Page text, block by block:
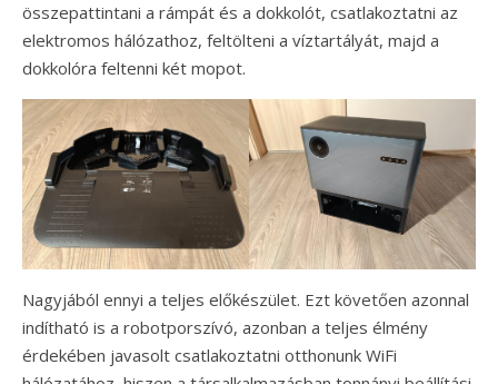
összepattintani a rámpát és a dokkolót, csatlakoztatni az
elektromos hálózathoz, feltölteni a víztartályát, majd a
dokkolóra feltenni két mopot.
Nagyjából ennyi a teljes előkészület. Ezt követően azonnal
indítható is a robotporszívó, azonban a teljes élmény
érdekében javasolt csatlakoztatni otthonunk WiFi